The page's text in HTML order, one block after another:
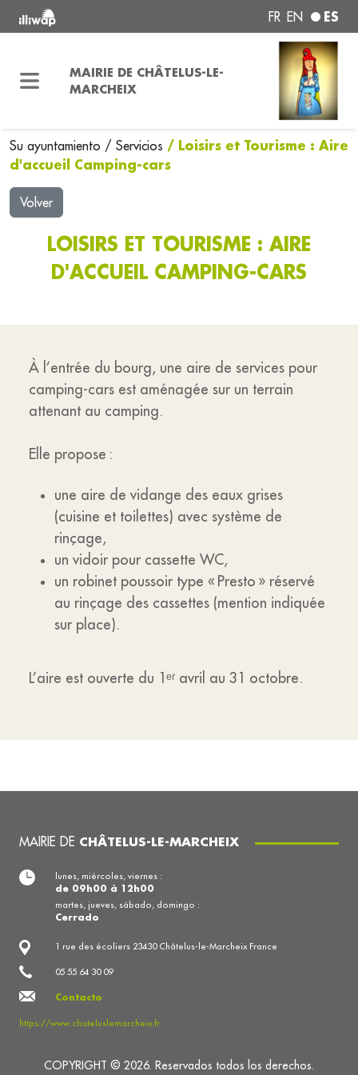
FR EN ES
MAIRIE DE CHÂTELUS-LE-
MARCHEIX
Su ayuntamiento / Servicios / Loisirs et Tourisme : Aire
d'accueil Camping-cars
Volver
LOISIRS ET TOURISME : AIRE
D'ACCUEIL CAMPING-CARS
À l’entrée du bourg, une aire de services pour
camping-cars est aménagée sur un terrain
attenant au camping.
Elle propose :
une aire de vidange des eaux grises
(cuisine et toilettes) avec système de
rinçage,
un vidoir pour cassette WC,
un robinet poussoir type « Presto » réservé
au rinçage des cassettes (mention indiquée
sur place).
L’aire est ouverte du 1ᵉʳ avril au 31 octobre.
MAIRIE DE CHÂTELUS-LE-MARCHEIX
1 rue des écoliers 23430 Châtelus-le-Marcheix France
05 55 64 30 09
Contacto
https://www.chateluslemarcheix.fr
lunes, miércoles, viernes :
de 09h00 à 12h00
martes, jueves, sábado, domingo :
Cerrado
COPYRIGHT © 2026. Reservados todos los derechos.